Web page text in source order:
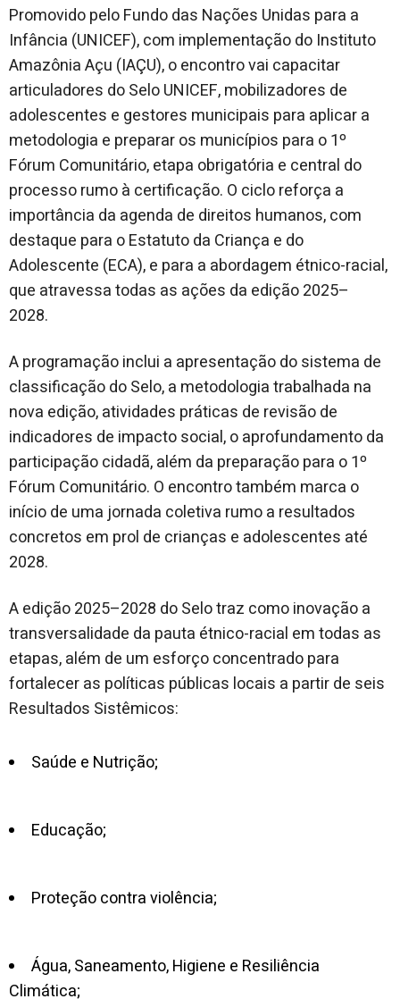
Promovido pelo Fundo das Nações Unidas para a
Infância (UNICEF), com implementação do Instituto
Amazônia Açu (IAÇU), o encontro vai capacitar
articuladores do Selo UNICEF, mobilizadores de
adolescentes e gestores municipais para aplicar a
metodologia e preparar os municípios para o 1º
Fórum Comunitário, etapa obrigatória e central do
processo rumo à certificação. O ciclo reforça a
importância da agenda de direitos humanos, com
destaque para o Estatuto da Criança e do
Adolescente (ECA), e para a abordagem étnico-racial,
que atravessa todas as ações da edição 2025–
2028.
A programação inclui a apresentação do sistema de
classificação do Selo, a metodologia trabalhada na
nova edição, atividades práticas de revisão de
indicadores de impacto social, o aprofundamento da
participação cidadã, além da preparação para o 1º
Fórum Comunitário. O encontro também marca o
início de uma jornada coletiva rumo a resultados
concretos em prol de crianças e adolescentes até
2028.
A edição 2025–2028 do Selo traz como inovação a
transversalidade da pauta étnico-racial em todas as
etapas, além de um esforço concentrado para
fortalecer as políticas públicas locais a partir de seis
Resultados Sistêmicos:
Saúde e Nutrição;
Educação;
Proteção contra violência;
Água, Saneamento, Higiene e Resiliência
Climática;